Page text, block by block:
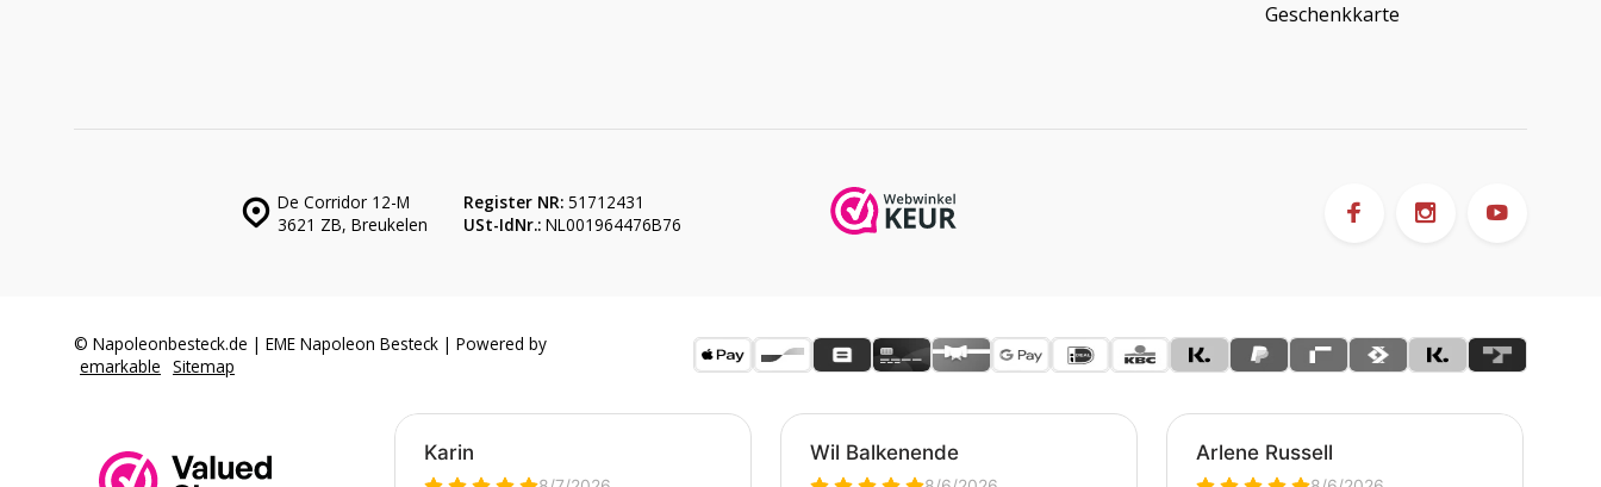
Geschenkkarte
De Corridor 12-M
3621 ZB, Breukelen
Register NR: 51712431
USt-IdNr.: NL001964476B76
© Napoleonbesteck.de | EME Napoleon Besteck | Powered by
emarkable Sitemap